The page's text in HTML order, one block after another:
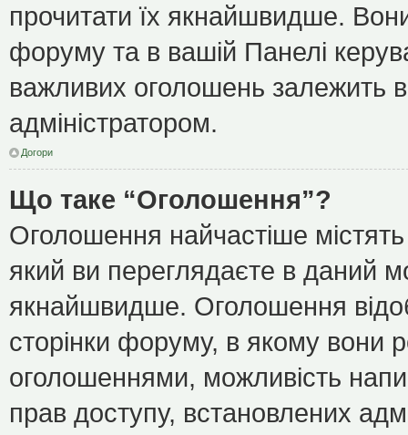
прочитати їх якнайшвидше.
форуму та в вашій Панелі
важливих оголошень залежить
адміністратором.
Догори
Що таке “Оголошення”?
Оголошення найчастіше
який ви переглядаєте в даний
якнайшвидше. Оголошення
сторінки форуму, в якому вони
оголошеннями, можливість
прав доступу, встановлених